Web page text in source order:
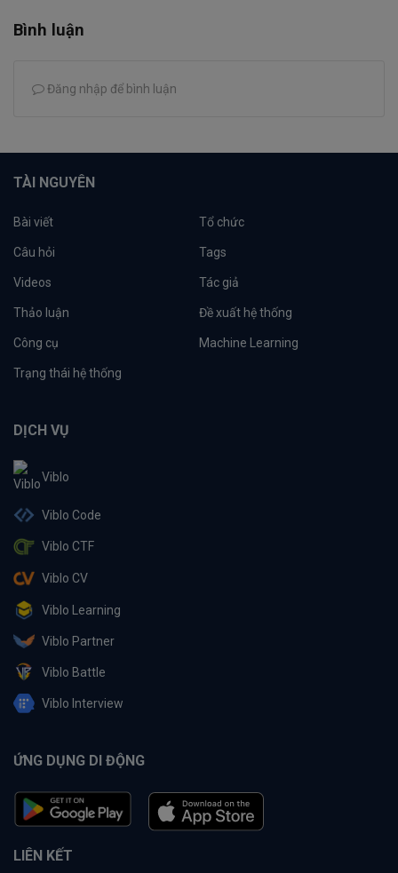
Bình luận
Đăng nhập để bình luận
TÀI NGUYÊN
Bài viết Tổ chức
Câu hỏi Tags
Videos Tác giả
Thảo luận Đề xuất hệ thống
Công cụ Machine Learning
Trạng thái hệ thống
DỊCH VỤ
Viblo
Viblo Code
Viblo CTF
Viblo CV
Viblo Learning
Viblo Partner
Viblo Battle
Viblo Interview
ỨNG DỤNG DI ĐỘNG
LIÊN KẾT